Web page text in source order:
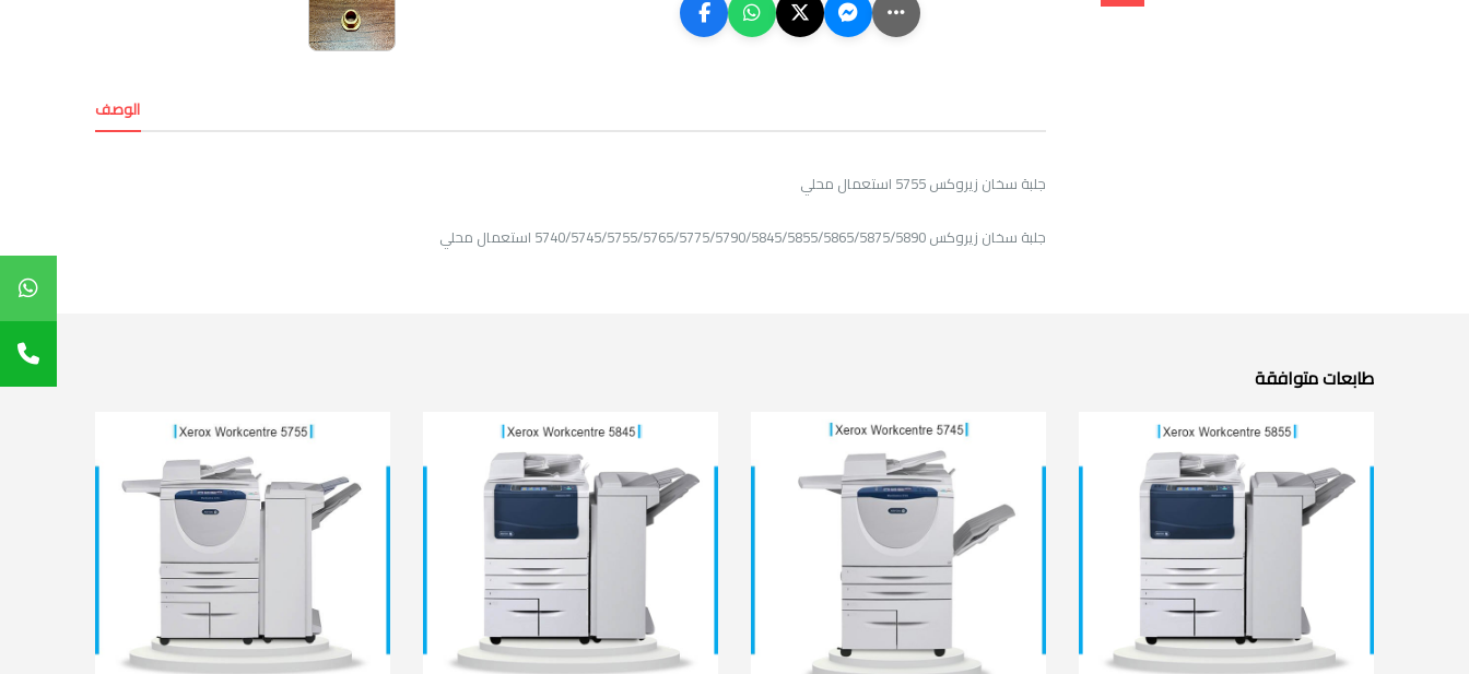
الوصف
جلبة سخان زيروكس 5755 استعمال محلي
جلبة سخان زيروكس 5740/5745/5755/5765/5775/5790/5845/5855/5865/5875/5890 استعمال محلي
طابعات متوافقة